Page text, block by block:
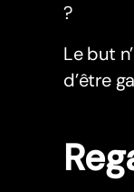
?
Le but
d’être